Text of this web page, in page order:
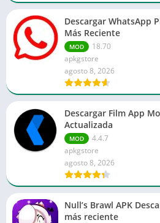
Descargar WhatsApp
Más Reciente
MOD
18.70
apkgstore
agosto 8, 2026
Descargar Film App
Actualizada
MOD
4.4.7
apkgstore
agosto 8, 2026
Null’s Brawl APK
más reciente